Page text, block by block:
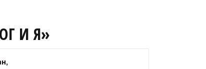
И Я»